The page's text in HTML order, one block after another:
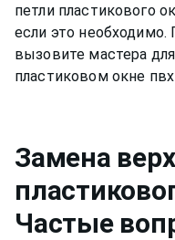
петли пластикового
если это необходимо.
вызовите мастера
Замена
Частые